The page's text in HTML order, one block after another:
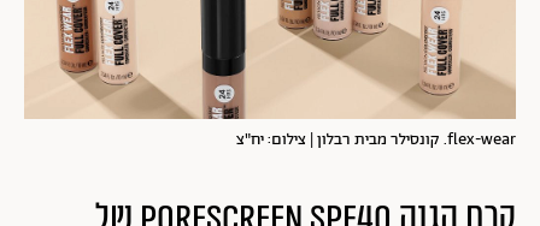
flex-wear. קונסילר מבית רבלון | צילום: יח"צ